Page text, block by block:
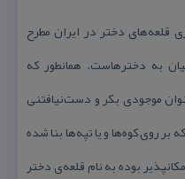
قلعه‌های دختر در ایران مطرح
به دخترهاست. همانطور كه
موجودی بكر و دست‌نیافتنی
روی كوه‌ها و یا تپه‌ها بنا شده
بوده به نام قلعه‌ی دختر